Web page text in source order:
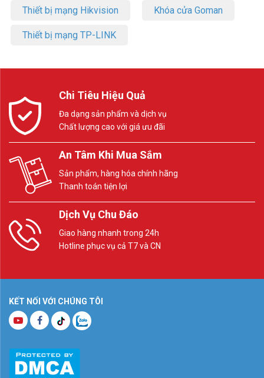
Thiết bị mạng Hikvision Khóa cửa Goman
Thiết bị mạng TP-LINK
Chi Tiêu Hiệu Quả
Đa dạng sản phẩm và dịch vụ
Chất lượng cao với giá ưu đãi
An Tâm Khi Mua Sắm
Sản phẩm, hàng hóa chính hãng
Thanh toán tiện lợi
Dịch Vụ Chu Đáo
Giao hàng nhanh trong 24h
Hotline phục vụ cả T7 và CN
KẾT NỐI VỚI CHÚNG TÔI